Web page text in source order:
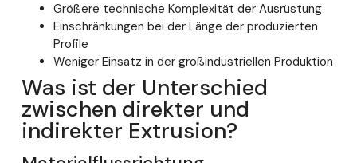
Größere technische Komplexität der Ausrüstung
Einschränkungen bei der Länge der produzierten
Profile
Weniger Einsatz in der großindustriellen Produktion
Was ist der Unterschied
zwischen direkter und
indirekter Extrusion?